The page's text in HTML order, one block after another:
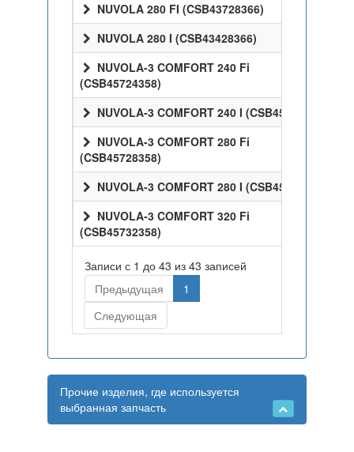
NUVOLA 280 FI (CSB43728366)
NUVOLA 280 I (CSB43428366)
NUVOLA-3 COMFORT 240 Fi
(CSB45724358)
NUVOLA-3 COMFORT 240 I (CSB45424358)
NUVOLA-3 COMFORT 280 Fi
(CSB45728358)
NUVOLA-3 COMFORT 280 I (CSB45428358)
NUVOLA-3 COMFORT 320 Fi
(CSB45732358)
Записи с 1 до 43 из 43 записей
Предыдущая
1
Следующая
Прочие изделия, где используется
выбранная запчасть